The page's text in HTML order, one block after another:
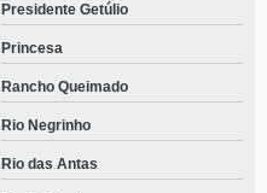
Presidente Getúlio
Princesa
Rancho Queimado
Rio Negrinho
Rio das Antas